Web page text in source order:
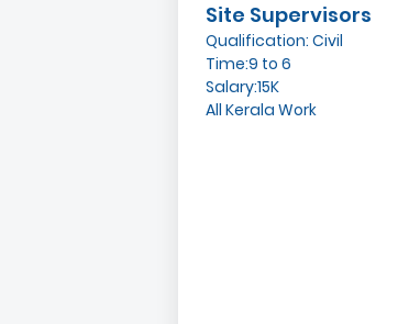
Site Supervisors
Qualification: Civil
Time:9 to 6
Salary:15K
All Kerala Work